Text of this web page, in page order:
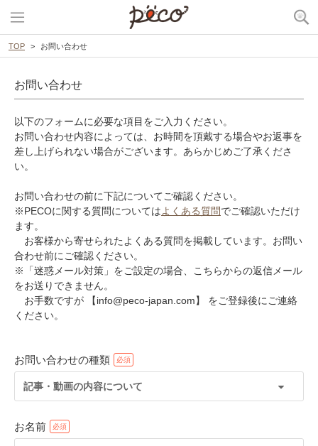
TOP お問い合わせ
お問い合わせ
以下のフォームに必要な項目をご入力ください。
お問い合わせ内容によっては、お時間を頂戴する場合やお返事を
差し上げられない場合がございます。あらかじめご了承くださ
い。
お問い合わせの前に下記についてご確認ください。
※PECOに関する質問についてはよくある質問でご確認いただけ
ます。
お客様から寄せられたよくある質問を掲載しています。お問い
合わせ前にご確認ください。
※「迷惑メール対策」をご設定の場合、こちらからの返信メール
をお送りできません。
お手数ですが 【info@peco-japan.com】 をご登録後にご連絡
ください。
お問い合わせの種類
記事・動画の内容について
お名前